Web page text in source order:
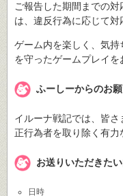
ご報告した期間までの
は、違反行為に応じて対
ゲーム内を楽しく、気
を守ったゲームプレイを
ふーしーからのお
イルーナ戦記では、皆
正行為者を取り除く有力
お送りいただきた
日時